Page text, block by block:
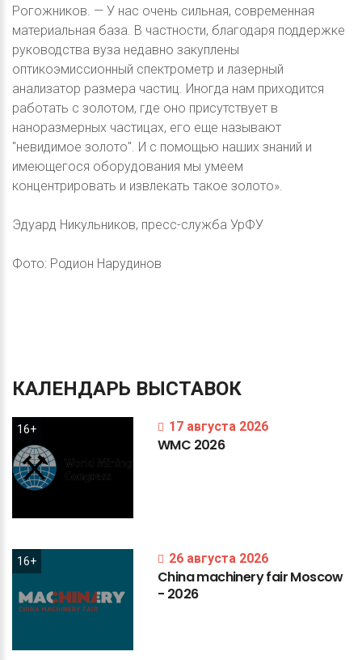
Рогожников. — У нас очень сильная, современная
материальная база. В частности, благодаря поддержке
руководства вуза недавно закуплены
оптикоэмиссионный спектрометр и лазерный
анализатор размера частиц. Иногда нам приходится
работать с золотом, где оно присутствует в
наноразмерных частицах, его еще называют
"невидимое золото". И с помощью наших знаний и
имеющегося оборудования мы умеем
концентрировать и извлекать такое золото».
Эдуард Никульников, пресс-служба УрФУ
Фото: Родион Нарудинов
КАЛЕНДАРЬ ВЫСТАВОК
16+ 17 августа 2026
WMC 2026
16+ 26 августа 2026
ChinamachineryfairMoscow
- 2026